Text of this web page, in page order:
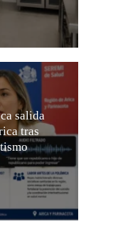
salida
tras